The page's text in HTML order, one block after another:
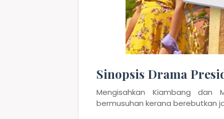
Sinopsis Drama
Mengisahkan Kiambang dan
bermusuhan kerana berebutkan